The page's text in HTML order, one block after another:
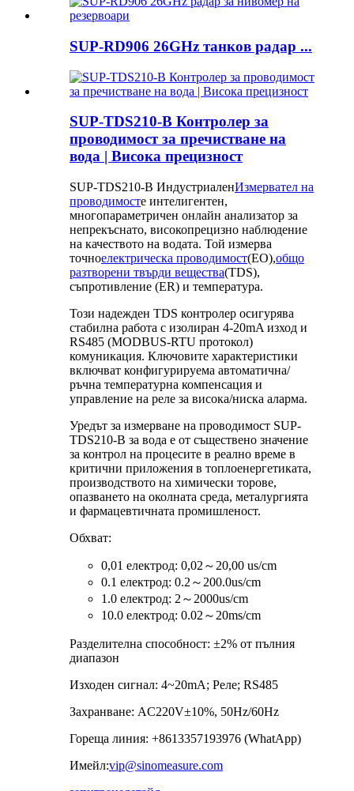
SUP-RD906 26GHz танков радар ...
SUP-TDS210-B Контролер за
проводимост за пречистване на
вода | Висока прецизност
SUP-TDS210-B ИндустриаленИзмервател на
проводимосте интелигентен,
многопараметричен онлайн анализатор за
непрекъснато, високопрецизно наблюдение
на качеството на водата. Той измерва
точноелектрическа проводимост(ЕО),общо
разтворени твърди вещества(TDS),
съпротивление (ER) и температура.
Този надежден TDS контролер осигурява
стабилна работа с изолиран 4-20mA изход и
RS485 (MODBUS-RTU протокол)
комуникация. Ключовите характеристики
включват конфигурируема автоматична/
ръчна температурна компенсация и
управление на реле за висока/ниска аларма.
Уредът за измерване на проводимост SUP-
TDS210-B за вода е от съществено значение
за контрол на процесите в реално време в
критични приложения в топлоенергетиката,
производството на химически торове,
опазването на околната среда, металургията
и фармацевтичната промишленост.
Обхват:
0,01 електрод: 0,02～20,00 us/cm
0.1 електрод: 0.2～200.0us/cm
1.0 електрод: 2～2000us/cm
10.0 електрод: 0.02～20ms/cm
Разделителна способност: ±2% от пълния
диапазон
Изходен сигнал: 4~20mA; Реле; RS485
Захранване: AC220V±10%, 50Hz/60Hz
Гореща линия: +8613357193976 (WhatApp)
Имейл:vip@sinomeasure.com